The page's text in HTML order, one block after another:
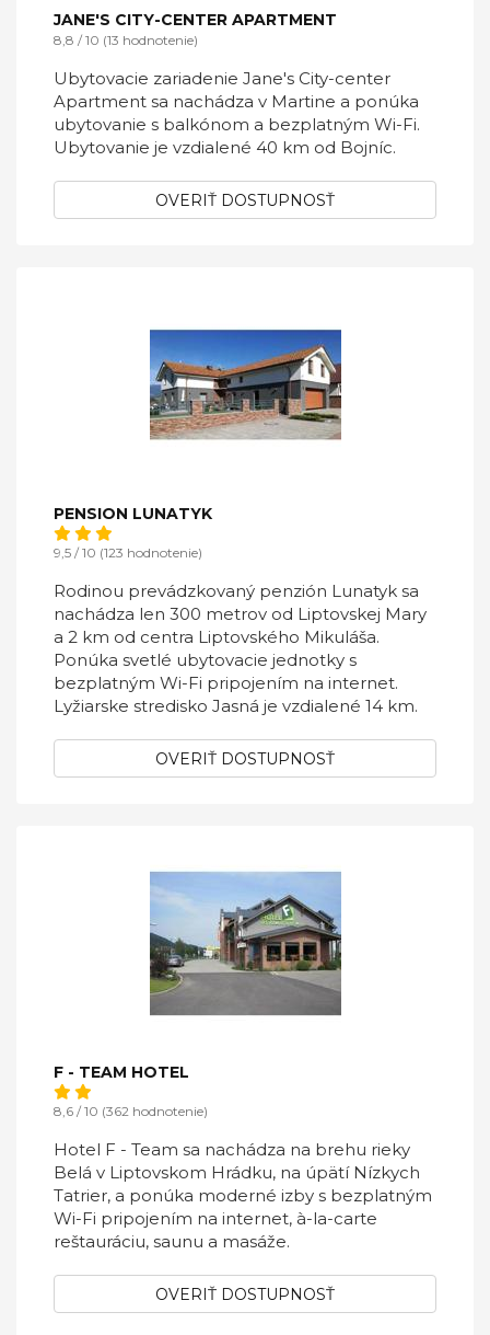
JANE'S CITY-CENTER APARTMENT
8,8 / 10 (13 hodnotenie)
Ubytovacie zariadenie Jane's City-center
Apartment sa nachádza v Martine a ponúka
ubytovanie s balkónom a bezplatným Wi-Fi.
Ubytovanie je vzdialené 40 km od Bojníc.
OVERIŤ DOSTUPNOSŤ
PENSION LUNATYK
9,5 / 10 (123 hodnotenie)
Rodinou prevádzkovaný penzión Lunatyk sa
nachádza len 300 metrov od Liptovskej Mary
a 2 km od centra Liptovského Mikuláša.
Ponúka svetlé ubytovacie jednotky s
bezplatným Wi-Fi pripojením na internet.
Lyžiarske stredisko Jasná je vzdialené 14 km.
OVERIŤ DOSTUPNOSŤ
F - TEAM HOTEL
8,6 / 10 (362 hodnotenie)
Hotel F - Team sa nachádza na brehu rieky
Belá v Liptovskom Hrádku, na úpätí Nízkych
Tatrier, a ponúka moderné izby s bezplatným
Wi-Fi pripojením na internet, à-la-carte
reštauráciu, saunu a masáže.
OVERIŤ DOSTUPNOSŤ